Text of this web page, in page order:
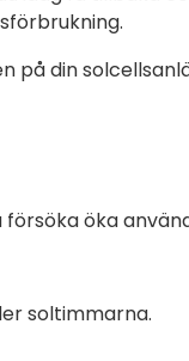
på din
öka
soltimmarna.